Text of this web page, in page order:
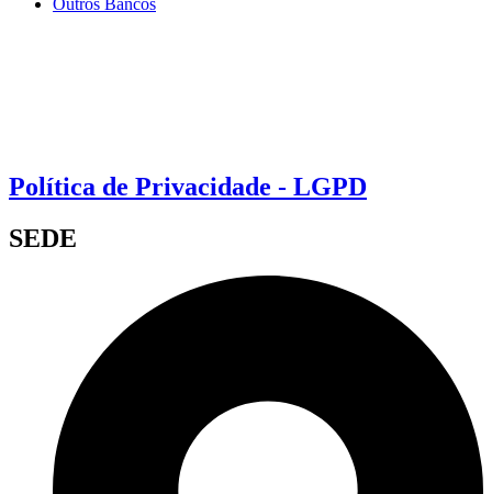
Outros Bancos
Política de Privacidade - LGPD
SEDE